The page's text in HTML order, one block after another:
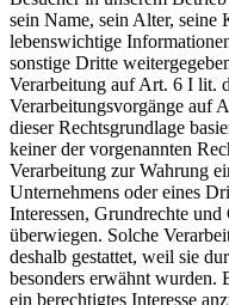
sein Name, sein Alter, seine
lebenswichtige
sonstige Dritte
Verarbeitung auf Art. 6 I lit.
Verarbeitungsvorgänge auf
dieser Rechtsgrundlage
keiner der vorgenannten
Verarbeitung zur Wahrung
Unternehmens oder eines
Interessen, Grundrechte
überwiegen. Solche
deshalb gestattet, weil sie
besonders erwähnt wurden.
ein berechtigtes Interesse